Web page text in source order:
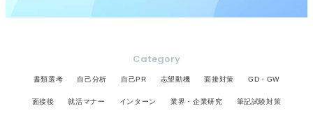
Category
書類選考 自己分析 自己PR 志望動機 面接対策 GD・GW
面接後 就活マナー インターン 業界・企業研究 筆記試験対策